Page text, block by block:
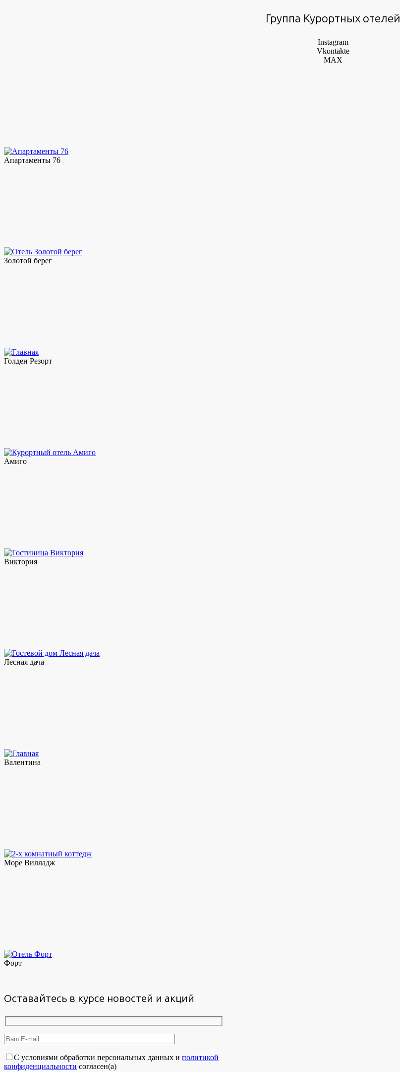
Группа Курортных отелей
Instagram
Vkontakte
MAX
Апартаменты 76
Золотой берег
Голден Резорт
Амиго
Виктория
Лесная дача
Валентина
Море Вилладж
Форт
Оставайтесь в курсе новостей и акций
С условиями обработки персональных данных и политикой
конфиденциальности согласен(а)